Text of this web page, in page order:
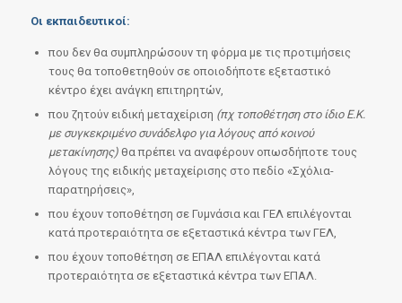
Οι εκπαιδευτικοί:
που δεν θα συμπληρώσουν τη φόρμα με τις προτιμήσεις
τους θα τοποθετηθούν σε οποιοδήποτε εξεταστικό
κέντρο έχει ανάγκη επιτηρητών,
που ζητούν ειδική μεταχείριση (πχ τοποθέτηση στο ίδιο Ε.Κ.
με συγκεκριμένο συνάδελφο για λόγους από κοινού
μετακίνησης)θα πρέπει να αναφέρουν οπωσδήποτε τους
λόγους της ειδικής μεταχείρισης στο πεδίο «Σχόλια-
παρατηρήσεις»,
που έχουν τοποθέτηση σε Γυμνάσια και ΓΕΛ επιλέγονται
κατά προτεραιότητα σε εξεταστικά κέντρα των ΓΕΛ,
που έχουν τοποθέτηση σε ΕΠΑΛ επιλέγονται κατά
προτεραιότητα σε εξεταστικά κέντρα των ΕΠΑΛ.